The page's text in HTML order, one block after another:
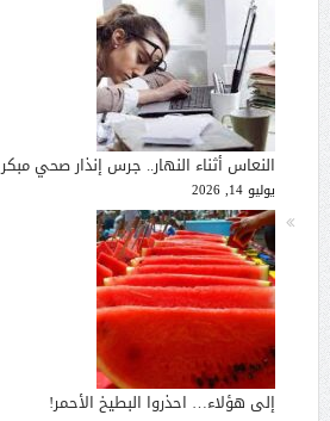
النعاس أثناء النهار.. جرس إنذار صحي مبكر
يوليو 14, 2026
إلى هؤلاء… احذروا البطيخ الأحمر!